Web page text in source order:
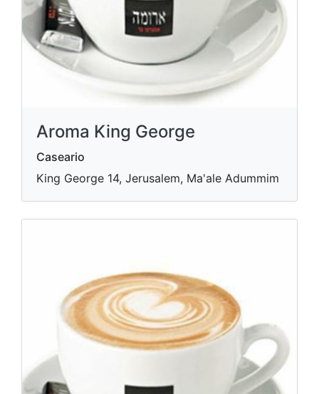
Aroma King George
Caseario
King George 14, Jerusalem, Ma'ale Adummim